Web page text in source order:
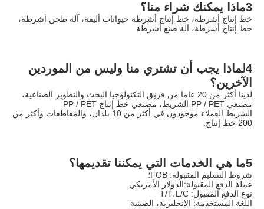
3ماذا يمكنك شراء منا؟
خط إنتاج أشرطة، آلة صنع أشرطة
الآخرين؟
200 خط إنتاج.
5ما هي الخدمات التي يمكننا تقديمها؟
شروط التسليم المقبولة: FOB؛
عملة الدفع المقبولة:الدولار الأمريكي
نوع الدفع المقبول: T/T،L/C
اللغة المستخدمة: الإنجليزية، الصينية